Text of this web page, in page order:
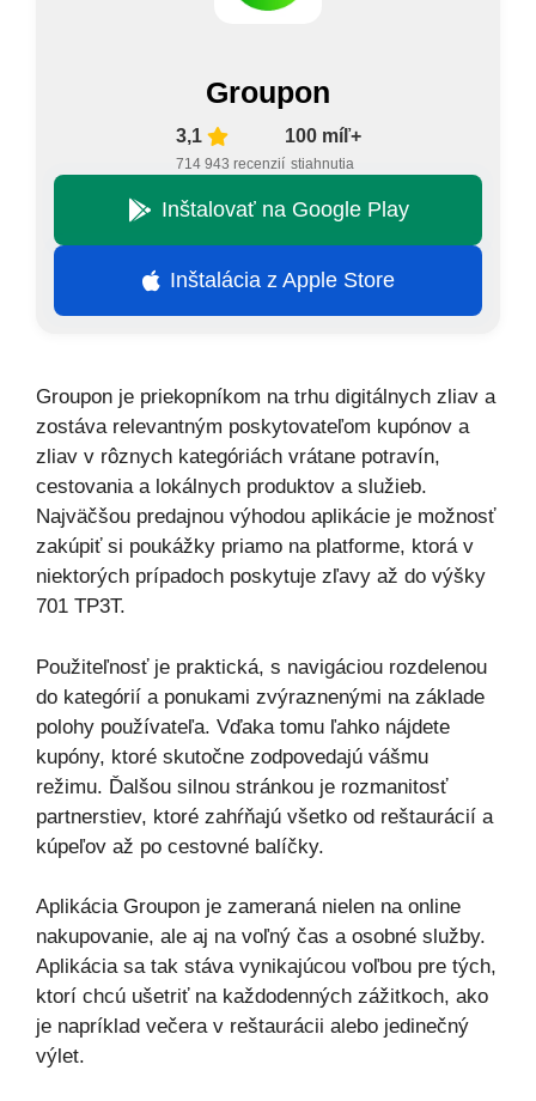
Groupon
3,1
714 943 recenzií
100 míľ+
stiahnutia
Inštalovať na Google Play
Inštalácia z Apple Store
Groupon je priekopníkom na trhu digitálnych zliav a
zostáva relevantným poskytovateľom kupónov a
zliav v rôznych kategóriách vrátane potravín,
cestovania a lokálnych produktov a služieb.
Najväčšou predajnou výhodou aplikácie je možnosť
zakúpiť si poukážky priamo na platforme, ktorá v
niektorých prípadoch poskytuje zľavy až do výšky
701 TP3T.
Použiteľnosť je praktická, s navigáciou rozdelenou
do kategórií a ponukami zvýraznenými na základe
polohy používateľa. Vďaka tomu ľahko nájdete
kupóny, ktoré skutočne zodpovedajú vášmu
režimu. Ďalšou silnou stránkou je rozmanitosť
partnerstiev, ktoré zahŕňajú všetko od reštaurácií a
kúpeľov až po cestovné balíčky.
Aplikácia Groupon je zameraná nielen na online
nakupovanie, ale aj na voľný čas a osobné služby.
Aplikácia sa tak stáva vynikajúcou voľbou pre tých,
ktorí chcú ušetriť na každodenných zážitkoch, ako
je napríklad večera v reštaurácii alebo jedinečný
výlet.